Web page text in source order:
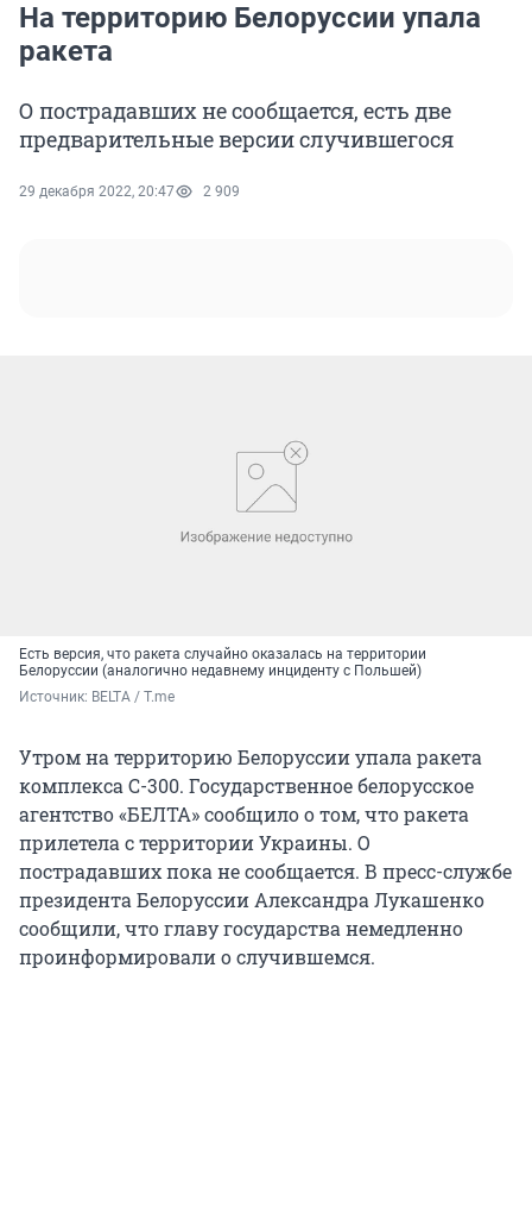
На территорию Белоруссии упала
ракета
О пострадавших не сообщается, есть две
предварительные версии случившегося
29 декабря 2022, 20:47 2 909
Есть версия, что ракета случайно оказалась на территории
Белоруссии (аналогично недавнему инциденту с Польшей)
Источник: BELTA / T.me
Утром на территорию Белоруссии упала ракета
комплекса С-300. Государственное белорусское
агентство «БЕЛТА» сообщило о том, что ракета
прилетела с территории Украины. О
пострадавших пока не сообщается. В пресс-службе
президента Белоруссии Александра Лукашенко
сообщили, что главу государства немедленно
проинформировали о случившемся.